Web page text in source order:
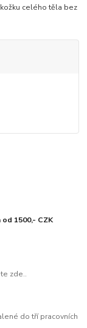
celého těla bez
1500,- CZK
zde..
do tří pracovních